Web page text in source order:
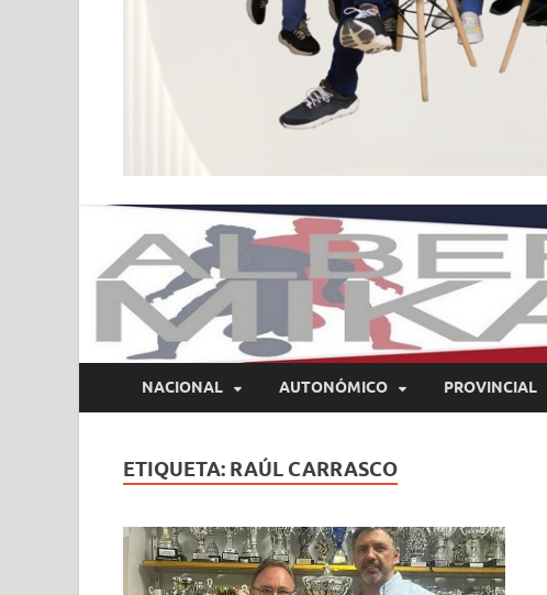
NACIONAL AUTONÓMICO PROVINCIAL
ETIQUETA: RAÚL CARRASCO